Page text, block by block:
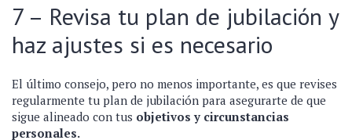
7 – Revisa tu plan de jubilación y
haz ajustes si es necesario
El último consejo, pero no menos importante, es que revises
regularmente tu plan de jubilación para asegurarte de que
sigue alineado con tus objetivos y circunstancias
personales.